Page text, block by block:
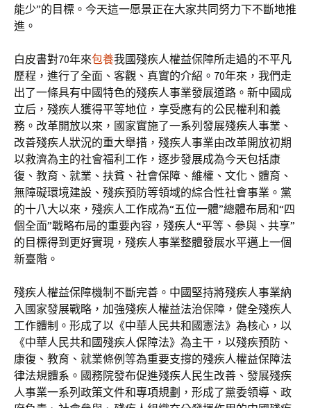
能少”的目標。今天這一愿景正在大家共同努力下不斷地推
進。
白皮書對70年來包養我國殘疾人權益保障所走過的不平凡
歷程，進行了全面、客觀、真實的介紹。70年來，我們走
出了一條具有中國特色的殘疾人事業發展道路。新中國成
立后，殘疾人獲得平等地位，享受應有的公民權利和義
務。改革開放以來，國家實施了一系列發展殘疾人事業、
改善殘疾人狀況的重大舉措，殘疾人事業由改革開放初期
以救濟為主的社會福利工作，逐步發展成為今天包括康
復、教育、就業、扶貧、社會保障、維權、文化、體育、
無障礙環境建設、殘疾預防等領域的綜合性社會事業。黨
的十八大以來，殘疾人工作成為“五位一體”總體布局和“四
個全面”戰略布局的重要內容，殘疾人“平等、參與、共享”
的目標得到更好實現，殘疾人事業整體發展水平邁上一個
新臺階。
殘疾人權益保障機制不斷完善。中國堅持將殘疾人事業納
入國家發展戰略，加強殘疾人權益法治保障，健全殘疾人
工作體制。形成了以《中華人民共和國憲法》為核心，以
《中華人民共和國殘疾人保障法》為主干，以殘疾預防、
康復、教育、就業條例等為重要支撐的殘疾人權益保障法
律法規體系。國務院發布促進殘疾人民生改善、發展殘疾
人事業一系列政策文件和專項規劃，形成了黨委領導、政